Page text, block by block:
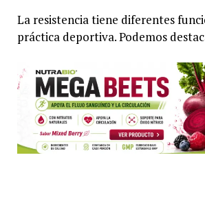
La resistencia tiene diferentes
práctica deportiva. Podemos